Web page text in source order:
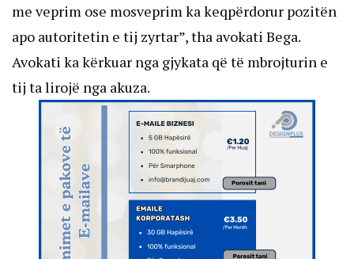
me veprim ose mosveprim ka keqpërdorur pozitën
apo autoritetin e tij zyrtar”, tha avokati Bega.
Avokati ka kërkuar nga gjykata që të mbrojturin e
tij ta lirojë nga akuza.